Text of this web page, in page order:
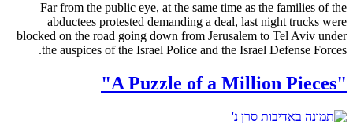
Far from the public eye, at the same time as the families of the
abductees protested demanding a deal, last night trucks were
blocked on the road going down from Jerusalem to Tel Aviv under
the auspices of the Israel Police and the Israel Defense Forces.
"A Puzzle of a Million Pieces"